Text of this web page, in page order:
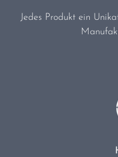
Jedes Produkt ein